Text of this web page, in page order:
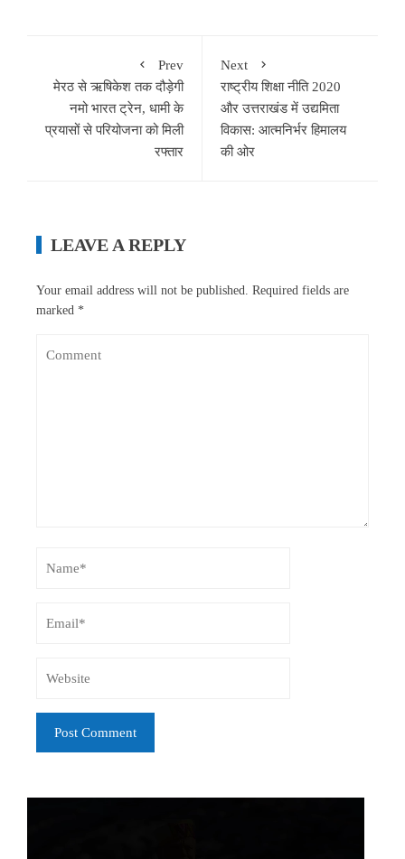
Prev
मेरठ से ऋषिकेश तक दौड़ेगी
नमो भारत ट्रेन, धामी के
प्रयासों से परियोजना को मिली
रफ्तार
Next
राष्ट्रीय शिक्षा नीति 2020
और उत्तराखंड में उद्यमिता
विकास: आत्मनिर्भर हिमालय
की ओर
LEAVE A REPLY
Your email address will not be published. Required fields are
marked *